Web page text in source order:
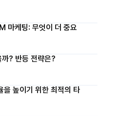
마케팅: 무엇이 더 중요
? 반등 전략은?
을 높이기 위한 최적의 타